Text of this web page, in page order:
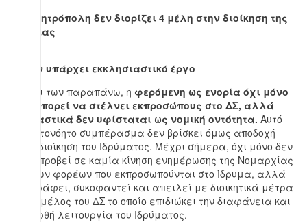
5. Η μητρόπολη δεν διορίζει 4 μέλη στην διοίκηση της
ενορίας
6. Δεν υπάρχει εκκλησιαστικό έργο
Βάσει των παραπάνω, η φερόμενη ως ενορία όχι μόνο
δεν μπορεί να στέλνει εκπροσώπους στο ΔΣ, αλλά
ουσιαστικά δεν υφίσταται ως νομική οντότητα. Αυτό
το αυτονόητο συμπέρασμα δεν βρίσκει όμως αποδοχή
στην διοίκηση του Ιδρύματος. Μέχρι σήμερα, όχι μόνο δεν
έχει προβεί σε καμία κίνηση ενημέρωσης της Νομαρχίας
και των φορέων που εκπροσωπούνται στο Ίδρυμα, αλλά
διαγράφει, συκοφαντεί και απειλεί με διοικητικά μέτρα
κάθε μέλος του ΔΣ το οποίο επιδιώκει την διαφάνεια και
την ορθή λειτουργία του Ιδρύματος.